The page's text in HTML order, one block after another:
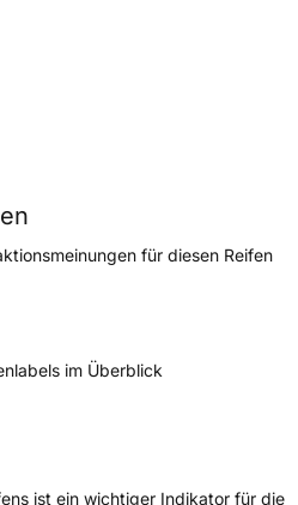
km/h
für diesen Reifen
im Überblick
ist ein wichtiger Indikator für die